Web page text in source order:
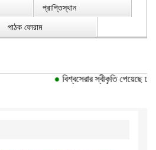
প্রাপ্তিস্থান
পাঠক ফোরাম
বিশ্বসেরার স্বীকৃতি পেয়েছে ঢাকা